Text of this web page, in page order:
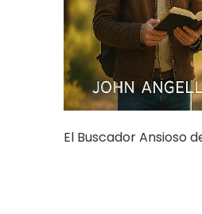
El Buscador Ansioso